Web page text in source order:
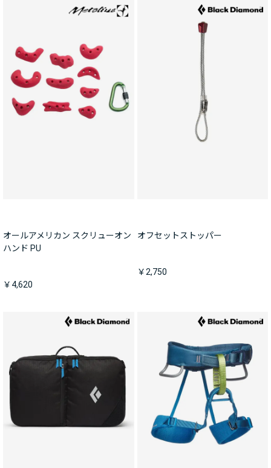
オールアメリカン スクリューオン
ハンド PU
￥4,620
オフセットストッパー
￥2,750